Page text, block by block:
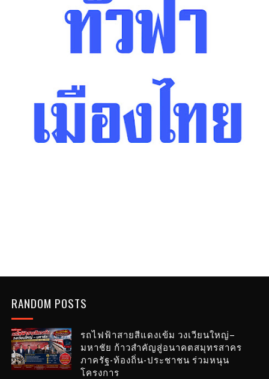
RANDOM POSTS
รถไฟฟ้าสายสีแดงเข้ม วงเวียนใหญ่–
มหาชัย ก้าวสำคัญสู่อนาคตสมุทรสาคร
ภาครัฐ-ท้องถิ่น-ประชาชน ร่วมหนุน
โครงการ